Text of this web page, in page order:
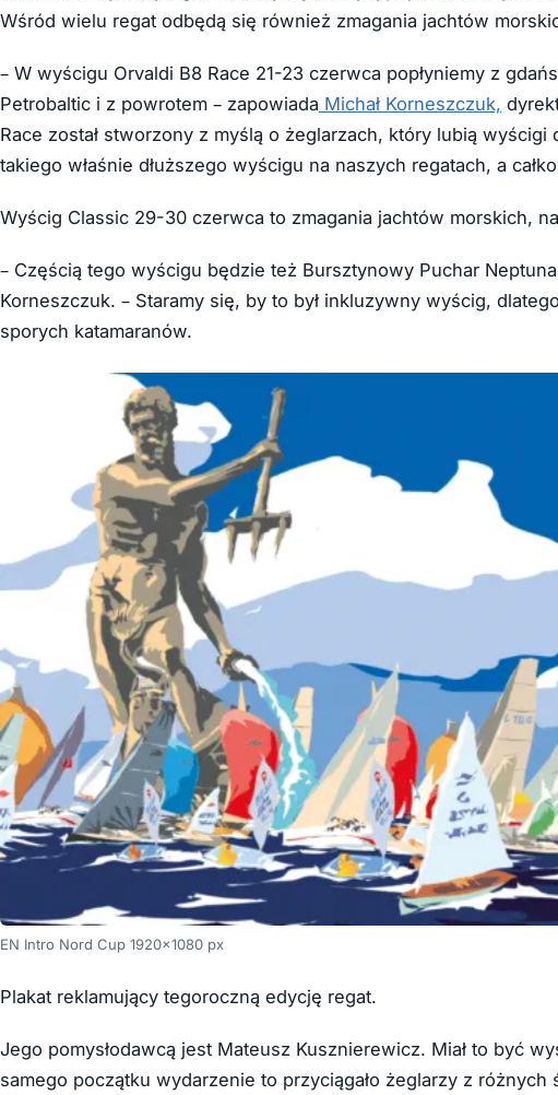
Wśród wielu regat odbędą się również zmagania jachtów
– W wyścigu Orvaldi B8 Race 21-23 czerwca popłyniemy z
Petrobaltic i z powrotem – zapowiada Michał Korneszczuk,
Race został stworzony z myślą o żeglarzach, który lubią wyścigi
takiego właśnie dłuższego wyścigu na naszych regatach, a
Wyścig Classic 29-30 czerwca to zmagania jachtów morskich,
– Częścią tego wyścigu będzie też Bursztynowy Puchar
Korneszczuk. – Staramy się, by to był inkluzywny wyścig,
sporych katamaranów.
EN Intro Nord Cup 1920×1080 px
Plakat reklamujący tegoroczną edycję regat.
Jego pomysłodawcą jest Mateusz Kusznierewicz. Miał to być
samego początku wydarzenie to przyciągało żeglarzy z